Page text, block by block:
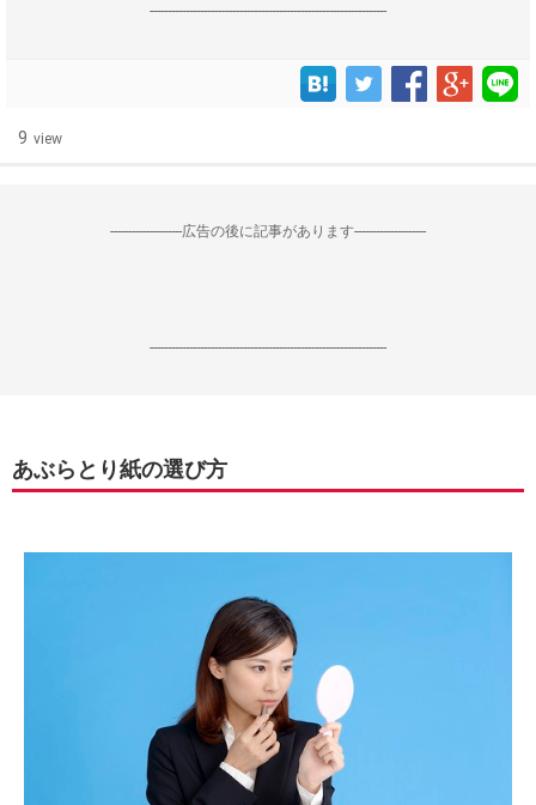
------------------------------------------------------------------
9 view
--------------------広告の後に記事があります--------------------
------------------------------------------------------------------
あぶらとり紙の選び方